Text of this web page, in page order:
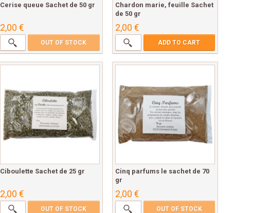
Cerise queue Sachet de 50 gr
2,00 €
OUT OF STOCK
Chardon marie, feuille Sachet
de 50 gr
2,00 €
ADD TO CART
Ciboulette Sachet de 25 gr
2,00 €
OUT OF STOCK
Cinq parfums le sachet de 70
gr
2,00 €
OUT OF STOCK